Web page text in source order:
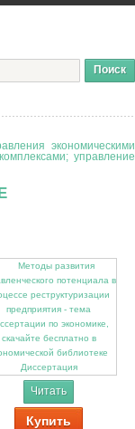
экономическими
управление
Диссертация
Читать
Купить